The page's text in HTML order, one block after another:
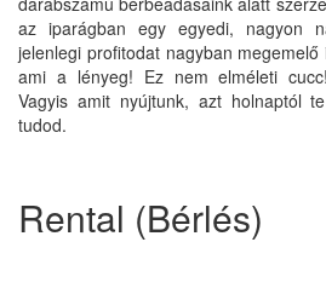
az iparágban egy egyedi, nagyon
jelenlegi profitodat nagyban
ami a lényeg! Ez nem elméleti
Vagyis amit nyújtunk, azt holnaptól
tudod.
Rental (Bérlés)